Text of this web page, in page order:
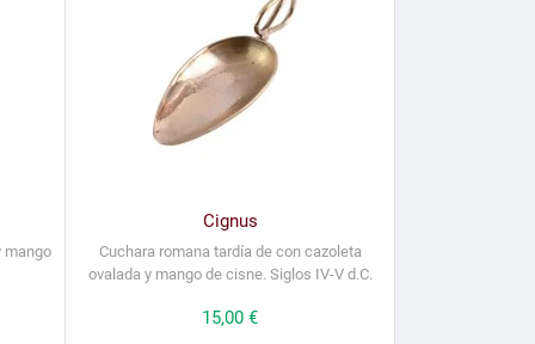
mango
Cignus
Cuchara romana tardía de con cazoleta
ovalada y mango de cisne. Siglos IV-V d.C.
Precio
15,00 €